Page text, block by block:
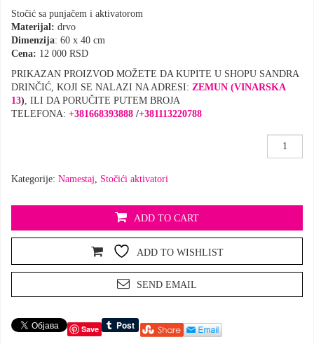
Stočić sa punjačem i aktivatorom
Materijal: drvo
Dimenzija: 60 x 40 cm
Cena: 12 000 RSD
PRIKAZAN PROIZVOD MOŽETE DA KUPITE U SHOPU SANDRA
DRINČIĆ, KOJI SE NALAZI NA ADRESI: ZEMUN (VINARSKA
13), ILI DA PORUČITE PUTEM BROJA
TELEFONA: +381668393888 /+381113220788
Pametni
Kategorije: Namestaj, Stočići aktivatori
ADD TO CART
ADD TO WISHLIST
SEND EMAIL
Save